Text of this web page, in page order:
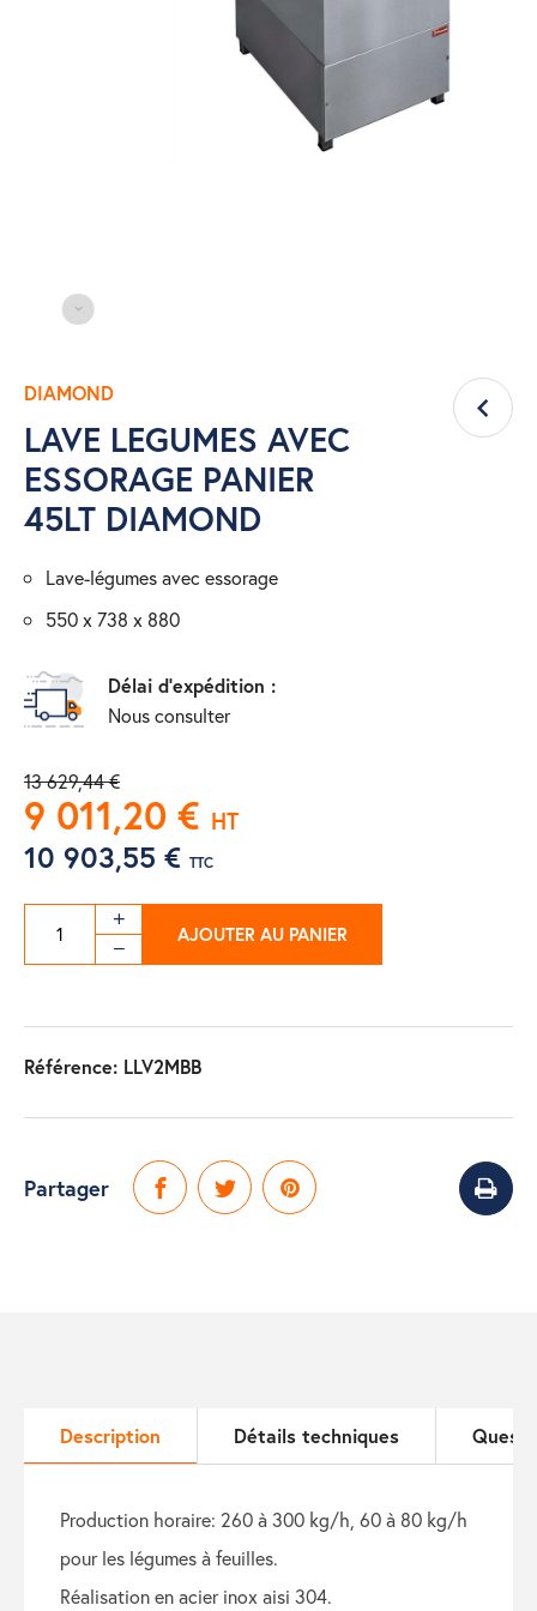
DIAMOND
LAVE LEGUMES AVEC
ESSORAGE PANIER
45LT DIAMOND
lave-légumes avec essorage
550 x 738 x 880
Délai d'expédition :
Nous consulter
13 629,44 €
9 011,20 € HT
10 903,55 € TTC
AJOUTER AU PANIER
Référence: LLV2MBB
Partager
Description Détails techniques
production horaire: 260 à 300 kg/h, 60 à 80 kg/h
pour les légumes à feuilles.
réalisation en acier inox aisi 304.